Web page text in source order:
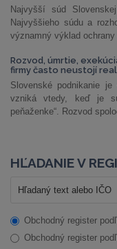
Najvyšší súd
Najvyššieho súdu a
významný výklad
Rozvod, úmrtie,
firmy často neustojí
Slovenské podnikanie
vzniká vtedy, keď je
peňaženke“. Rozvod
HĽADANIE V
Obchodný register
Obchodný register